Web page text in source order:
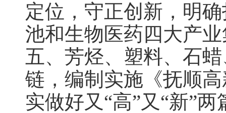
定位，守正创新，明
池和生物医药四大产
五、芳烃、塑料、石
链，编制实施《抚顺
实做好又“高”又“新”